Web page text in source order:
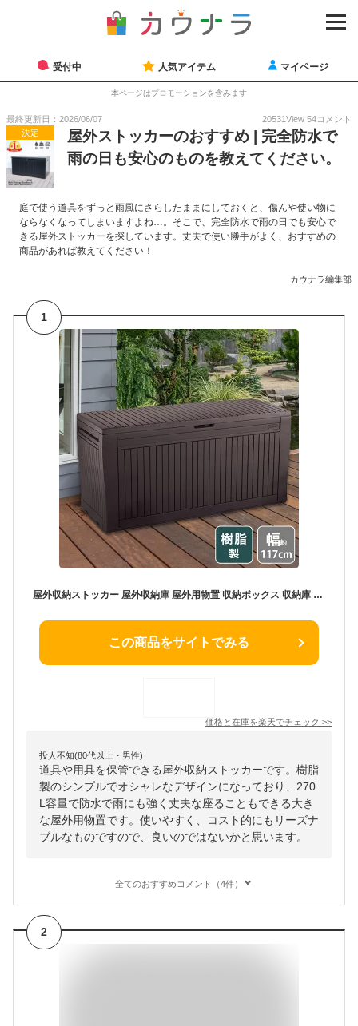
受付中 人気アイテム マイページ
本ページはプロモーションを含みます
最終更新日：2026/06/07 20531View 54コメント
決定
屋外ストッカーのおすすめ | 完全防水で
雨の日も安心のものを教えてください。
庭で使う道具をずっと雨風にさらしたままにしておくと、傷んや使い物に
ならなくなってしまいますよね…。そこで、完全防水で雨の日でも安心で
きる屋外ストッカーを探しています。丈夫で使い勝手がよく、おすすめの
商品があれば教えてください！
カウナラ編集部
1
屋外収納ストッカー 屋外収納庫 屋外用物置 収納ボックス 収納庫 ストレージ コンテナ ボックス 物置 樹脂製 防水 座れる収納 おしゃれ 海外風 大きい 大型 大容量 ベランダ 収納 庭 玄関 雨、水に強い 道具入れ 庭 収納庫 保管庫
この商品をサイトでみる
価格と在庫を楽天でチェック >>
投人不知(80代以上・男性)
道具や用具を保管できる屋外収納ストッカーです。樹脂
製のシンプルでオシャレなデザインになっており、270
L容量で防水で雨にも強く丈夫な座ることもできる大き
な屋外用物置です。使いやすく、コスト的にもリーズナ
ブルなものですので、良いのではないかと思います。
全てのおすすめコメント（4件）
2